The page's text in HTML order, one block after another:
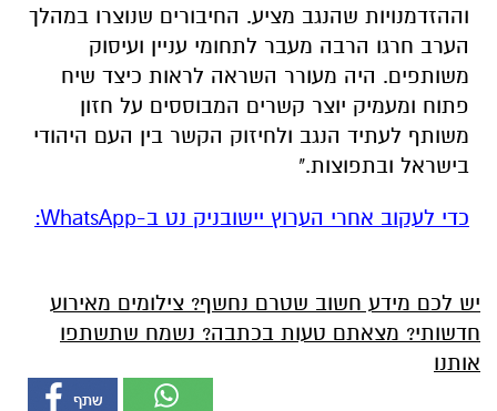
וההזדמנויות שהנגב מציע. החיבורים שנוצרו במהלך
הערב חרגו הרבה מעבר לתחומי עניין ועיסוק
משותפים. היה מעורר השראה לראות כיצד שיח
פתוח ומעמיק יוצר קשרים המבוססים על חזון
משותף לעתיד הנגב ולחיזוק הקשר בין העם היהודי
בישראל ובתפוצות."
‏כדי לעקוב אחרי הערוץ יישובניק נט ב-WhatsApp:‏‏‏
יש לכם מידע חשוב שטרם נחשף? צילומים מאירוע
חדשותי? מצאתם טעות בכתבה? נשמח שתשתפו
אותנו